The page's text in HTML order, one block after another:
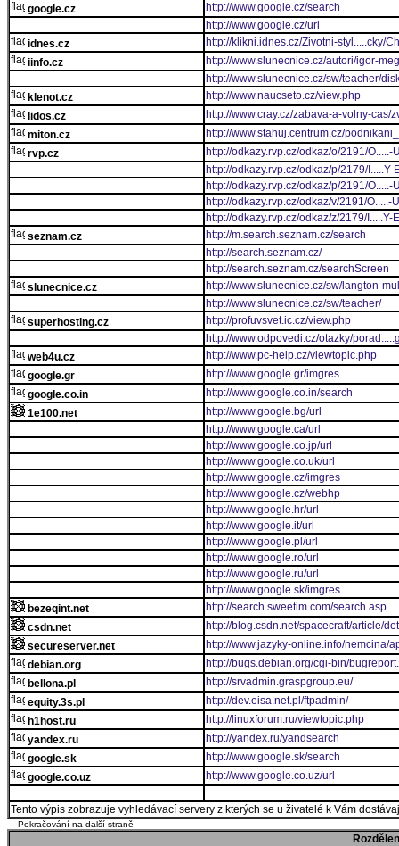
google.cz
http://www.google.cz/search
http://www.google.cz/url
idnes.cz
http://klikni.idnes.cz/Zivotni-styl.....cky/
iinfo.cz
http://www.slunecnice.cz/autori/igor-
http://www.slunecnice.cz/sw/teacher/
klenot.cz
http://www.naucseto.cz/view.php
lidos.cz
http://www.cray.cz/zabava-a-volny-cas/
miton.cz
http://www.stahuj.centrum.cz/
rvp.cz
http://odkazy.rvp.cz/odkaz/o/2191/
http://odkazy.rvp.cz/odkaz/p/2179/
http://odkazy.rvp.cz/odkaz/p/2191/
http://odkazy.rvp.cz/odkaz/v/2191/
http://odkazy.rvp.cz/odkaz/z/2179/
seznam.cz
http://m.search.seznam.cz/search
http://search.seznam.cz/
http://search.seznam.cz/searchScreen
slunecnice.cz
http://www.slunecnice.cz/sw/langton-
http://www.slunecnice.cz/sw/teacher/
superhosting.cz
http://profuvsvet.ic.cz/view.php
http://www.odpovedi.cz/otazky/
web4u.cz
http://www.pc-help.cz/viewtopic.php
google.gr
http://www.google.gr/imgres
google.co.in
http://www.google.co.in/search
1e100.net
http://www.google.bg/url
http://www.google.ca/url
http://www.google.co.jp/url
http://www.google.co.uk/url
http://www.google.cz/imgres
http://www.google.cz/webhp
http://www.google.hr/url
http://www.google.it/url
http://www.google.pl/url
http://www.google.ro/url
http://www.google.ru/url
http://www.google.sk/imgres
bezeqint.net
http://search.sweetim.com/search.asp
csdn.net
http://blog.csdn.net/spacecraft/article/
secureserver.net
http://www.jazyky-online.info/nemcina/
debian.org
http://bugs.debian.org/cgi-bin/
bellona.pl
http://srvadmin.graspgroup.eu/
equity.3s.pl
http://dev.eisa.net.pl/ftpadmin/
h1host.ru
http://linuxforum.ru/viewtopic.php
yandex.ru
http://yandex.ru/yandsearch
google.sk
http://www.google.sk/search
google.co.uz
http://www.google.co.uz/url
Tento výpis zobrazuje vyhledávací servery z kterých se u živatelé k Vám
--- Pokračování na další straně ---